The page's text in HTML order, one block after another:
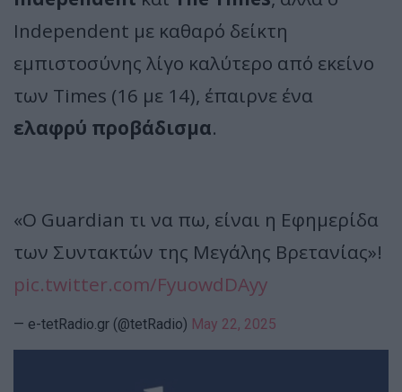
Independent με καθαρό δείκτη
εμπιστοσύνης λίγο καλύτερο από εκείνο
των Times (16 με 14), έπαιρνε ένα
ελαφρύ προβάδισμα.
«Ο Guardian τι να πω, είναι η Εφημερίδα
των Συντακτών της Μεγάλης Βρετανίας»!
pic.twitter.com/FyuowdDAyy
— e-tetRadio.gr (@tetRadio) May 22, 2025